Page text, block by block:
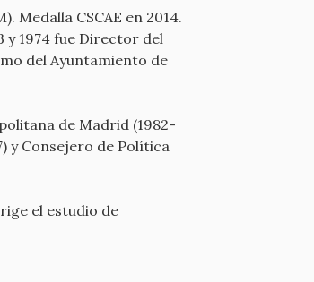
Medalla CSCAE en 2014.
1974 fue Director del
del Ayuntamiento de
de Madrid (1982-
y Consejero de Política
el estudio de